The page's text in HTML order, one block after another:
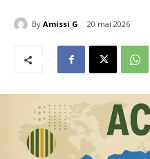
By Amissi G 20 mai 2026